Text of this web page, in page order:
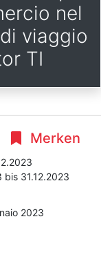
nel
viaggio
TI
Merken
bis 31.12.2023
2023